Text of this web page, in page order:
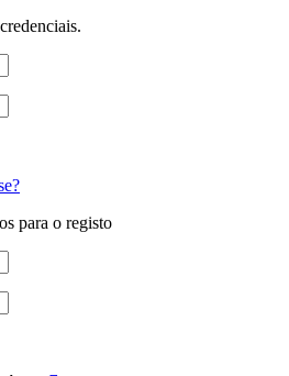
para o registo